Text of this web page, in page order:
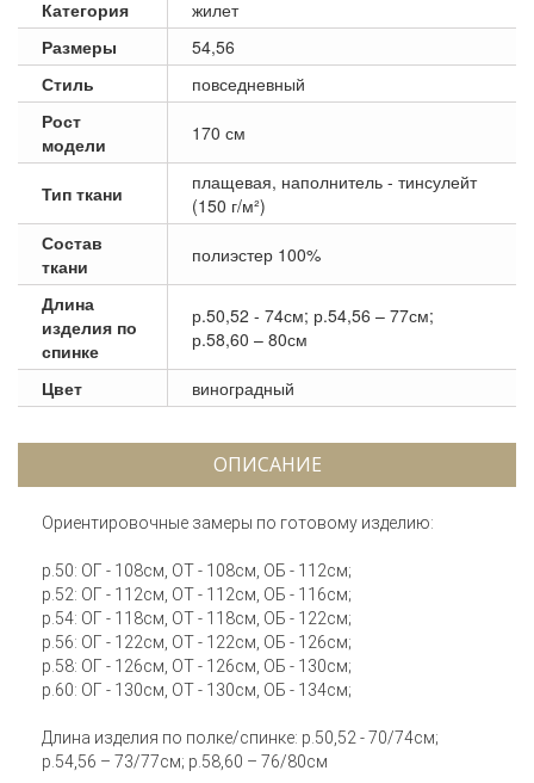
Категория
жилет
Размеры
54,56
Стиль
повседневный
Рост
модели
170 см
Тип ткани
плащевая, наполнитель - тинсулейт
(150 г/м²)
Состав
ткани
полиэстер 100%
Длина
изделия по
спинке
р.50,52 - 74см; р.54,56 – 77см;
р.58,60 – 80см
Цвет виноградный
ОПИСАНИЕ
Ориентировочные замеры по готовому изделию:
р.50: ОГ - 108см, ОТ - 108см, ОБ - 112см;
р.52: ОГ - 112см, ОТ - 112см, ОБ - 116см;
р.54: ОГ - 118см, ОТ - 118см, ОБ - 122см;
р.56: ОГ - 122см, ОТ - 122см, ОБ - 126см;
р.58: ОГ - 126см, ОТ - 126см, ОБ - 130см;
р.60: ОГ - 130см, ОТ - 130см, ОБ - 134см;
Длина изделия по полке/спинке: р.50,52 - 70/74см;
р.54,56 – 73/77см; р.58,60 – 76/80см